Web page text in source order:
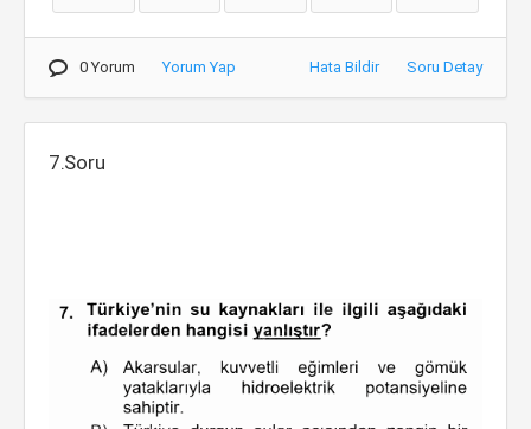
0 Yorum Yorum Yap Hata Bildir Soru Detay
7.Soru